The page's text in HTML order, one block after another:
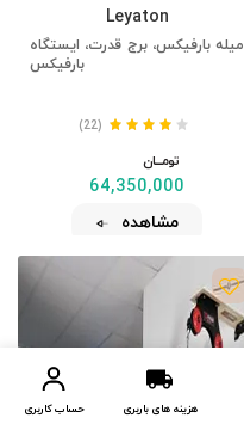
Leyaton
میله بارفیکس، برج قدرت، ایستگاه
بارفیکس
(22)
تومــــــان
64,350,000
مشاهده
هزینه های باربری حساب کاربری